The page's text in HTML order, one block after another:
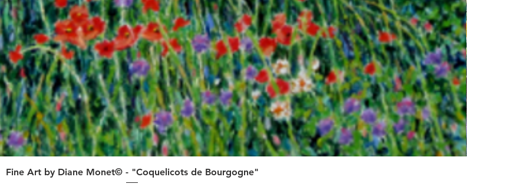
Aperçu rapide
Fine Art by Diane Monet© - "Coquelicots de Bourgogne"